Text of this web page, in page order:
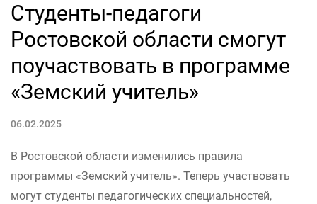
Студенты-педагоги
Ростовской области смогут
поучаствовать в программе
«Земский учитель»
06.02.2025
В Ростовской области изменились правила
программы «Земский учитель». Теперь участвовать
могут студенты педагогических специальностей,